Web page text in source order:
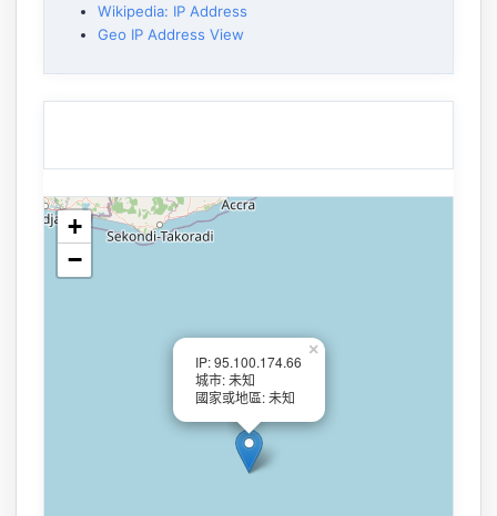
Wikipedia: IP Address
Geo IP Address View
IP: 95.100.174.66
城市: 未知
國家或地區: 未知
×
+
−